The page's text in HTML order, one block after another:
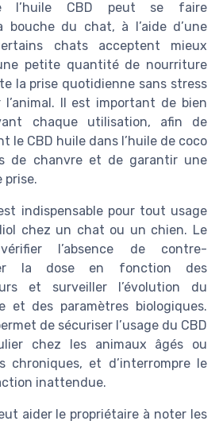
l’huile CBD peut se faire
bouche du chat, à l’aide d’une
chats acceptent mieux
petite quantité de nourriture
la prise quotidienne sans stress
l’animal. Il est important de bien
chaque utilisation, afin de
le CBD huile dans l’huile de coco
de chanvre et de garantir une
prise.
indispensable pour tout usage
chez un chat ou un chien. Le
l’absence de contre-
la dose en fonction des
et surveiller l’évolution du
et des paramètres biologiques.
de sécuriser l’usage du CBD
chez les animaux âgés ou
chroniques, et d’interrompre le
inattendue.
aider le propriétaire à noter les